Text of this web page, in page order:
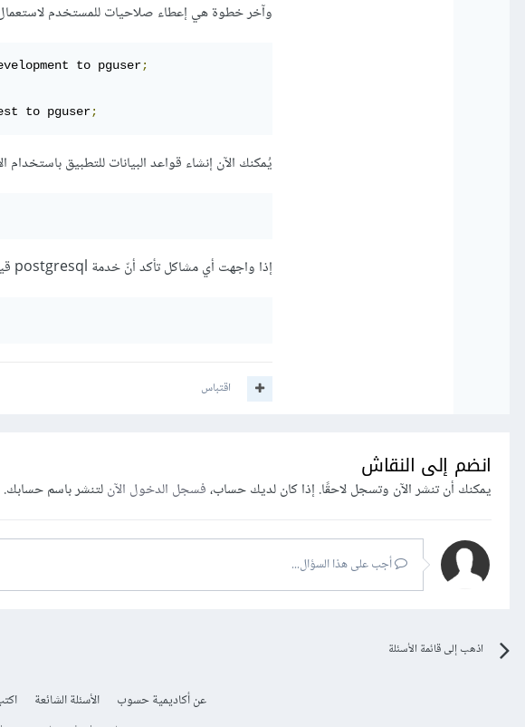
وآخر خطوة هي إعطاء صلاحيات للمستخدم لاستعمال
to pguser;
to pguser;
يُمكنك الآن إنشاء قواعد البيانات للتطبيق باستخدام
إذا واجهت أي مشاكل تأكد أنّ خدمة postgresql قيد التشغيل:
اقتباس
انضم إلى النقاش
يمكنك أن تنشر الآن وتسجل لاحقًا. إذا كان لديك حساب،فسجل الدخول الآنلتنشر باسم حسابك.
أجب على هذا السؤال...
اذهب إلى قائمة الأسئلة
عن أكاديمية حسوب الأسئلة الشائعة